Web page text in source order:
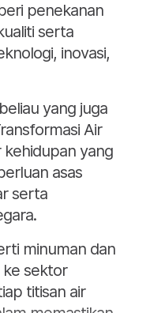
penekanan
serta
inovasi,
yang juga
Air
yang
asas
serta
minuman dan
ke sektor
titisan air